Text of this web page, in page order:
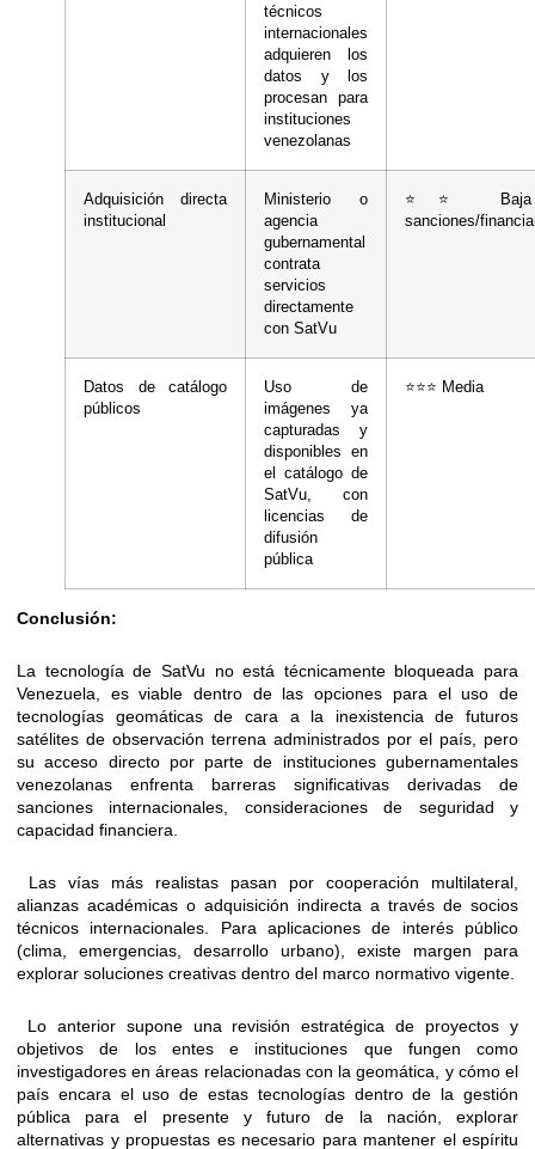
técnicos
internacionales
adquieren los
datos y los
procesan para
instituciones
venezolanas
Adquisición directa
institucional
Ministerio o
agencia
gubernamental
contrata
servicios
directamente
con SatVu
⭐⭐ Baja
sanciones/
Datos de catálogo
públicos
Uso de
imágenes ya
capturadas y
disponibles en
el catálogo de
SatVu, con
licencias de
difusión
pública
⭐⭐⭐ Media
Conclusión:
La tecnología de SatVu no está técnicamente bloqueada para
Venezuela, es viable dentro de las opciones para el uso de
tecnologías geomáticas de cara a la inexistencia de futuros
satélites de observación terrena administrados por el país, pero
su acceso directo por parte de instituciones gubernamentales
venezolanas enfrenta barreras significativas derivadas de
sanciones internacionales, consideraciones de seguridad y
capacidad financiera.
Las vías más realistas pasan por cooperación multilateral,
alianzas académicas o adquisición indirecta a través de socios
técnicos internacionales. Para aplicaciones de interés público
(clima, emergencias, desarrollo urbano), existe margen para
explorar soluciones creativas dentro del marco normativo vigente.
Lo anterior supone una revisión estratégica de proyectos y
objetivos de los entes e instituciones que fungen como
investigadores en áreas relacionadas con la geomática, y cómo el
país encara el uso de estas tecnologías dentro de la gestión
pública para el presente y futuro de la nación, explorar
alternativas y propuestas es necesario para mantener el espíritu